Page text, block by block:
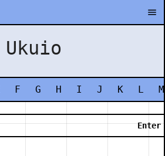
Ukuio
F G H I J K L M